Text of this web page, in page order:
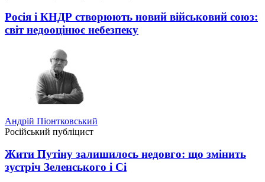
Росія і КНДР створюють новий військовий союз:
світ недооцінює небезпеку
Андрій Піонтковський
Російський публіцист
Жити Путіну залишилось недовго: що змінить
зустріч Зеленського і Сі